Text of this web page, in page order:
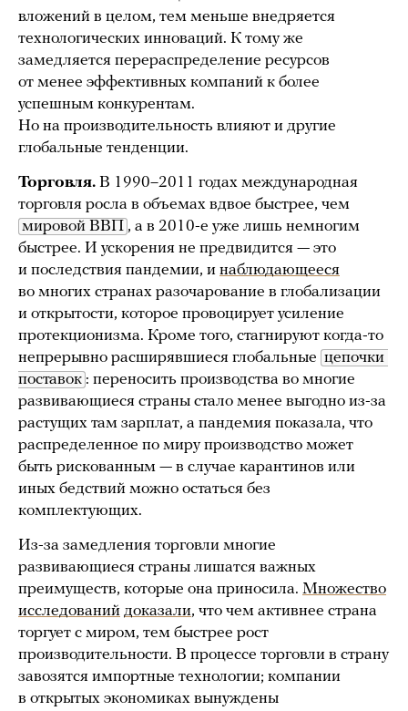
вложений в целом, тем меньше внедряется
технологических инноваций. К тому же
замедляется перераспределение ресурсов
от менее эффективных компаний к более
успешным конкурентам.
Но на производительность влияют и другие
глобальные тенденции.
Торговля. В 1990–2011 годах международная
торговля росла в объемах вдвое быстрее, чем
мировой ВВП , а в 2010-е уже лишь немногим
быстрее. И ускорения не предвидится — это
и последствия пандемии, и наблюдающееся
во многих странах разочарование в глобализации
и открытости, которое провоцирует усиление
протекционизма. Кроме того, стагнируют когда-то
непрерывно расширявшиеся глобальные цепочки
поставок : переносить производства во многие
развивающиеся страны стало менее выгодно из-за
растущих там зарплат, а пандемия показала, что
распределенное по миру производство может
быть рискованным — в случае карантинов или
иных бедствий можно остаться без
комплектующих.
Из-за замедления торговли многие
развивающиеся страны лишатся важных
преимуществ, которые она приносила. Множество
исследований доказали, что чем активнее страна
торгует с миром, тем быстрее рост
производительности. В процессе торговли в страну
завозятся импортные технологии; компании
в открытых экономиках вынуждены